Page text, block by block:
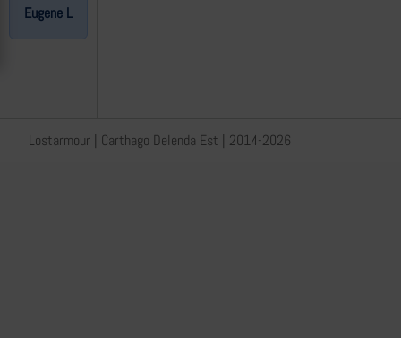
Eugene L
Lostarmour | Carthago Delenda Est | 2014-2026